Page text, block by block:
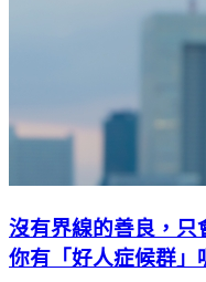
沒有界線的善良，只
你有「好人症候群」